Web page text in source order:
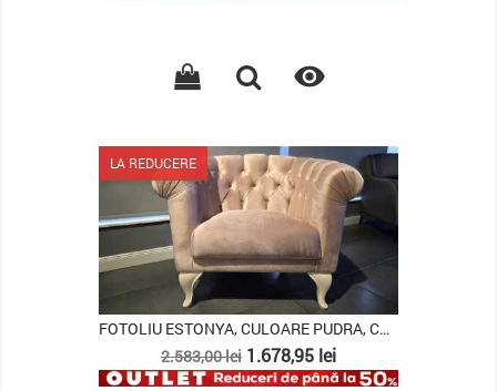

LA REDUCERE
FOTOLIU ESTONYA, CULOARE PUDRA, CULOARE PICIOR ALB
Pret
de
2.583,00 lei Pret
1.678,95 lei